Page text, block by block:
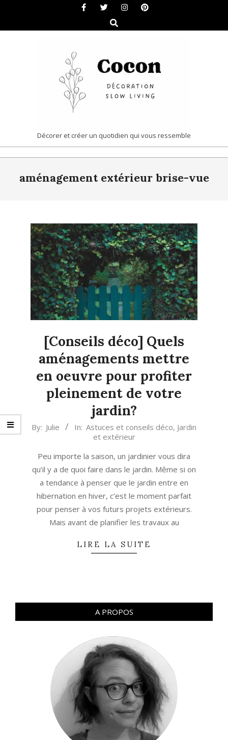
content
Search
COCON
|
DÉCORATION
LIVING
Décorer et créer un quotidien qui vous ressemble
Navigationaménagement extérieur brise-vue
[Conseils déco] Quels
aménagements mettre
en oeuvre pour profiter
pleinement de votre
jardin?
2022-
10
By: Julie In: Astuces et conseils déco, Jardin
et extérieur
Peu importe la saison, un jardinier vous dira
qu’il y a de quoi faire dans le jardin. Même si on
a tendance à penser que le jardin entre en
hibernation en hiver, c’est le moment parfait
pour penser à vos futurs projets extérieurs.
Mais avant de planifier les travaux au
LIRE LA SUITE
A PROPOS